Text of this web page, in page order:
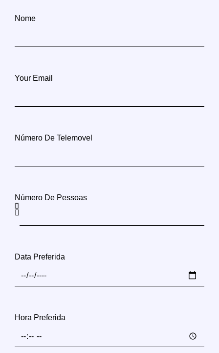
Nome
Your Email
Número De Telemovel
Número De Pessoas
Data Preferida
Hora Preferida